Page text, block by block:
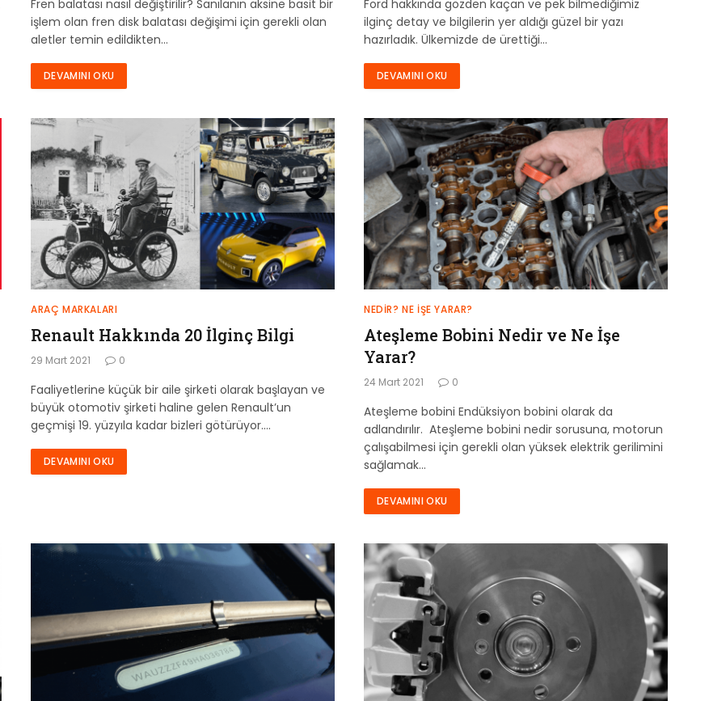
Fren balatası nasıl değiştirilir? Sanılanın aksine basit bir
işlem olan fren disk balatası değişimi için gerekli olan
aletler temin edildikten…
DEVAMINI OKU
Ford hakkında gözden kaçan ve pek bilmediğimiz
ilginç detay ve bilgilerin yer aldığı güzel bir yazı
hazırladık. Ülkemizde de ürettiği…
DEVAMINI OKU
ARAÇ MARKALARI
Renault Hakkında 20 İlginç Bilgi
29 Mart 2021 0
Faaliyetlerine küçük bir aile şirketi olarak başlayan ve
büyük otomotiv şirketi haline gelen Renault’un
geçmişi 19. yüzyıla kadar bizleri götürüyor.…
DEVAMINI OKU
NEDIR? NE İŞE YARAR?
Ateşleme Bobini Nedir ve Ne İşe
Yarar?
24 Mart 2021 0
Ateşleme bobini Endüksiyon bobini olarak da
adlandırılır. Ateşleme bobini nedir sorusuna, motorun
çalışabilmesi için gerekli olan yüksek elektrik gerilimini
sağlamak…
DEVAMINI OKU